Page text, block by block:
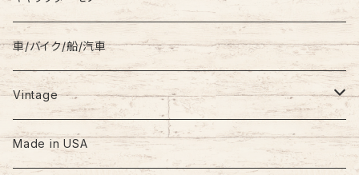
車/バイク/船/汽車
Vintage
60s-70s
Made in USA